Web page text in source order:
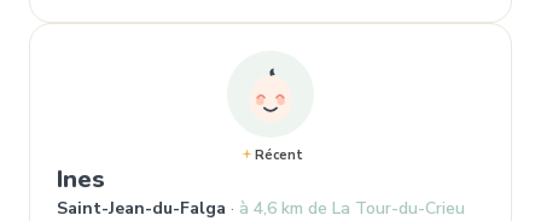
Récent
Ines
Saint-Jean-du-Falga à 4,6 km de La Tour-du-Crieu